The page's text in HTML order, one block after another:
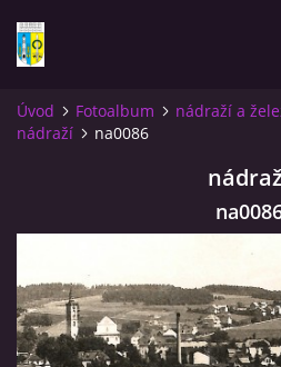
ÚVOD
FOTOALBUM
KOMENTÁŘE
Úvod Fotoalbum
nádraží a
nádraží
na0086